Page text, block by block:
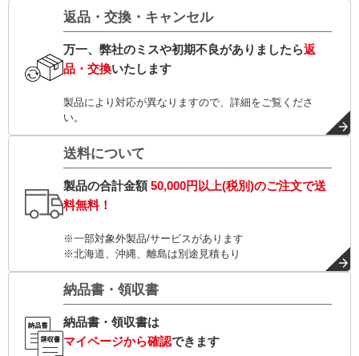
返品・交換・キャンセル
万一、弊社のミスや初期不良がありましたら返
品・交換いたします
製品により対応が異なりますので、詳細をご覧くださ
い。
送料について
製品の合計金額50,000円以上(税別)のご注文で送
料無料！
※一部対象外製品/サービスがあります
※北海道、沖縄、離島は別途見積もり
納品書・領収書
納品書・領収書は
マイページから確認できます